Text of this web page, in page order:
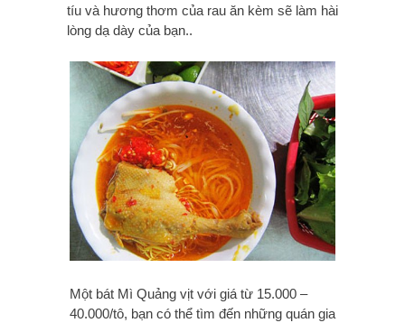
tíu và hương thơm của rau ăn kèm sẽ làm hài
lòng dạ dày của bạn..
Một bát Mì Quảng vịt với giá từ 15.000 –
40.000/tô, bạn có thể tìm đến những quán gia